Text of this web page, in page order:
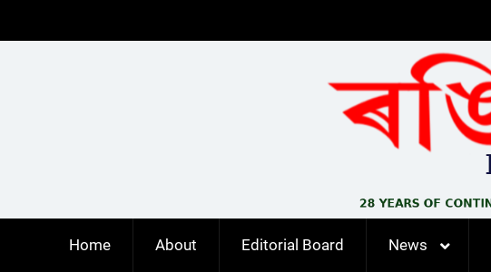
Home About Editorial Board News